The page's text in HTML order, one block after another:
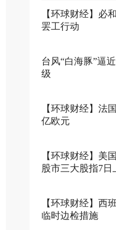
【环球财经】必
罢工行动
台风“白海豚”逼
级
【环球财经】法
亿欧元
【环球财经】美
股市三大股指7日
【环球财经】西
临时边检措施